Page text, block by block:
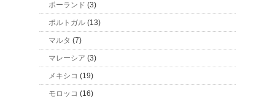
ポーランド (3)
ポルトガル (13)
マルタ (7)
マレーシア (3)
メキシコ (19)
モロッコ (16)